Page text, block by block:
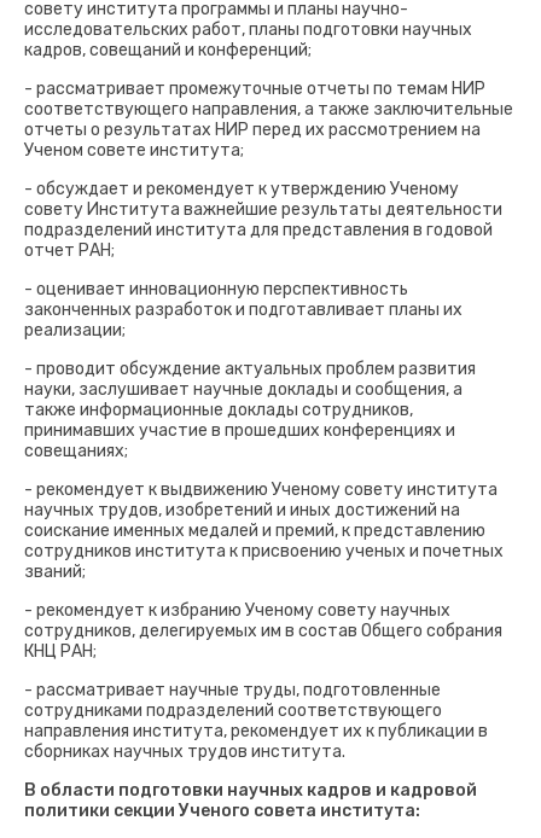
совету института программы и планы научно-
исследовательских работ, планы подготовки научных
кадров, совещаний и конференций;
- рассматривает промежуточные отчеты по темам НИР
соответствующего направления, а также заключительные
отчеты о результатах НИР перед их рассмотрением на
Ученом совете института;
- обсуждает и рекомендует к утверждению Ученому
совету Института важнейшие результаты деятельности
подразделений института для представления в годовой
отчет РАН;
- оценивает инновационную перспективность
законченных разработок и подготавливает планы их
реализации;
- проводит обсуждение актуальных проблем развития
науки, заслушивает научные доклады и сообщения, а
также информационные доклады сотрудников,
принимавших участие в прошедших конференциях и
совещаниях;
- рекомендует к выдвижению Ученому совету института
научных трудов, изобретений и иных достижений на
соискание именных медалей и премий, к представлению
сотрудников института к присвоению ученых и почетных
званий;
- рекомендует к избранию Ученому совету научных
сотрудников, делегируемых им в состав Общего собрания
КНЦ РАН;
- рассматривает научные труды, подготовленные
сотрудниками подразделений соответствующего
направления института, рекомендует их к публикации в
сборниках научных трудов института.
В области подготовки научных кадров и кадровой
политики секции Ученого совета института: